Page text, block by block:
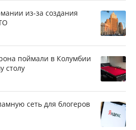
из-за создания
поймали в Колумбии
столу
сеть для блогеров